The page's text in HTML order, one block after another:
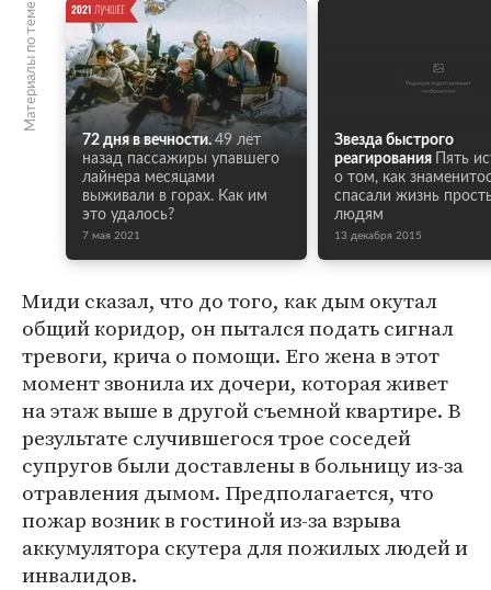
Материалы по теме
72 дня в вечности. 49 лет
назад пассажиры упавшего
лайнера месяцами
выживали в горах. Как им
это удалось?
7 мая 2021
Звезда быстрого
реагирования
Пять
о том, как
спасали жизнь
людям
13 декабря 2015
Миди сказал, что до того, как дым окутал
общий коридор, он пытался подать сигнал
тревоги, крича о помощи. Его жена в этот
момент звонила их дочери, которая живет
на этаж выше в другой съемной квартире. В
результате случившегося трое соседей
супругов были доставлены в больницу из-за
отравления дымом. Предполагается, что
пожар возник в гостиной из-за взрыва
аккумулятора скутера для пожилых людей и
инвалидов.